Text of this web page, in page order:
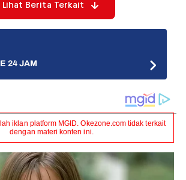
Lihat Berita Terkait
24 JAM